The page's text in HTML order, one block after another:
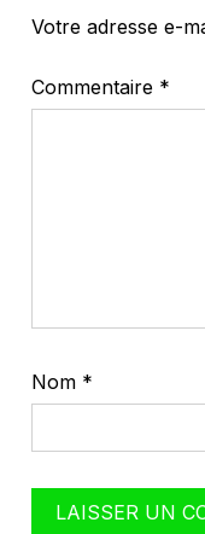
Votre adresse e-
Commentaire *
Nom *